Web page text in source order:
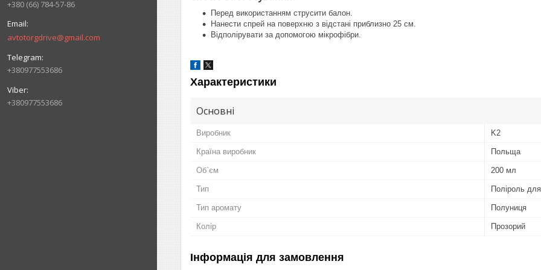
+380 (66) 784-57-86
avtotorgdrive@gmail.com
+380977553686
+380977553686
Перед використанням струсити балон.
Нанести спрей на поверхню з відстані приблизно 25 см.
Відполірувати за допомогою мікрофібри.
Характеристики
Основні
Виробник K2
Країна виробник Польща
Об`єм 200 мл
Тип Поліроль
Тип аромату Полуниця
Колір Прозорий
Інформація для замовлення